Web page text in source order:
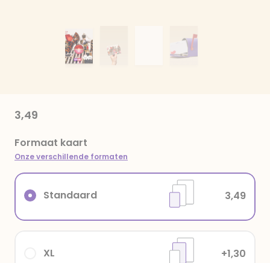
3,49
Formaat kaart
Onze verschillende formaten
XL +1,30
Standaard 3,49